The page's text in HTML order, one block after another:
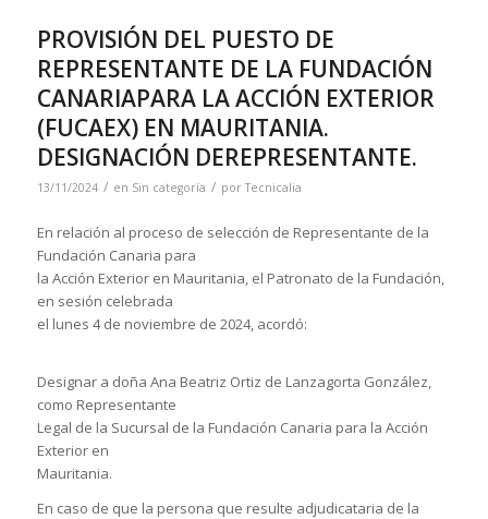
PROVISIÓN DEL PUESTO DE
REPRESENTANTE DE LA FUNDACIÓN
CANARIAPARA LA ACCIÓN EXTERIOR
(FUCAEX) EN MAURITANIA.
DESIGNACIÓN DEREPRESENTANTE.
13/11/2024 / en Sin categoría / porTecnicalia
En relación al proceso de selección de Representante de la
Fundación Canaria para
la Acción Exterior en Mauritania, el Patronato de la Fundación,
en sesión celebrada
el lunes 4 de noviembre de 2024, acordó:
Designar a doña Ana Beatriz Ortiz de Lanzagorta González,
como Representante
Legal de la Sucursal de la Fundación Canaria para la Acción
Exterior en
Mauritania.
En caso de que la persona que resulte adjudicataria de la